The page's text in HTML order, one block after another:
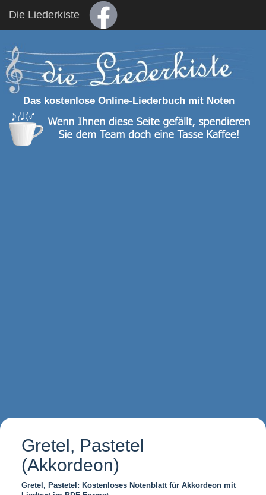
Die Liederkiste
Das kostenlose Online-Liederbuch mit Noten
Gretel, Pastetel
(Akkordeon)
Gretel, Pastetel: Kostenloses Notenblatt für Akkordeon mit